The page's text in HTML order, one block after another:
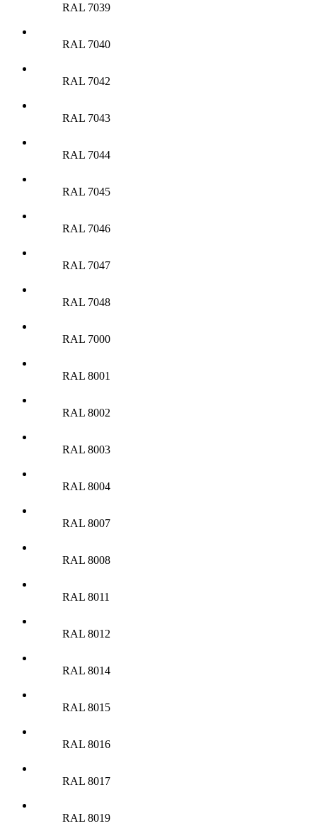
RAL 7039
RAL 7040
RAL 7042
RAL 7043
RAL 7044
RAL 7045
RAL 7046
RAL 7047
RAL 7048
RAL 7000
RAL 8001
RAL 8002
RAL 8003
RAL 8004
RAL 8007
RAL 8008
RAL 8011
RAL 8012
RAL 8014
RAL 8015
RAL 8016
RAL 8017
RAL 8019